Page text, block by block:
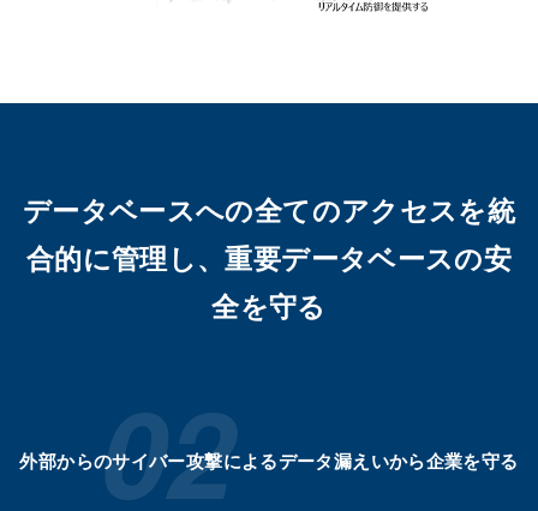
データベースへの全てのアクセスを統
合的に管理し、重要データベースの安
全を守る
外部からのサイバー攻撃によるデータ漏えいから企業を守る